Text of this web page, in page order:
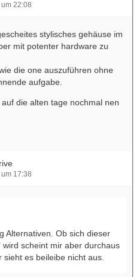
22:08
stylisches gehäuse im
mit potenter hardware zu
die one auszuführen ohne
aufgabe.
die alten tage nochmal nen
17:38
Alternativen. Ob sich dieser
wird scheint mir aber durchaus
es beileibe nicht aus.